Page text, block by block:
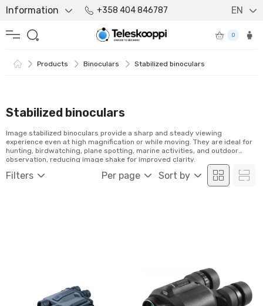
Information +358 404 846787 EN
0
Products Binoculars Stabilized binoculars
Stabilized binoculars
Filters Per page Sort by
Image stabilized binoculars provide a sharp and steady viewing
experience even at high magnification or while moving. They are ideal for
hunting, birdwatching, plane spotting, marine activities, and outdoor
observation, reducing image shake for improved clarity.